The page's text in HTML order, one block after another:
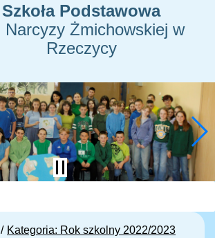
Szkoła Podstawowa
Narcyzy Żmichowskiej w
Rzeczycy
Kategoria: Rok szkolny 2022/2023